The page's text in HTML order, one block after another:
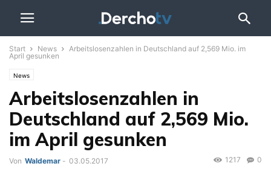
Start News
Arbeitslosenzahlen in Deutschland auf 2,569 Mio. im
April gesunken
News
Arbeitslosenzahlen in
Deutschland auf 2,569 Mio.
im April gesunken
Von Waldemar - 03.05.2017 0
1217